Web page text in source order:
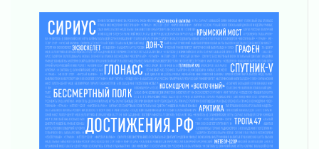
От инженера-создателя к волонтёрам
«Созидателям»
31 июля 2026
Генеральная репетиция векового юбилея
31 июля 2026
Открытое сердце и стремление делать добро
31 июля 2026
Давайте разберемся!
30 июля 2026